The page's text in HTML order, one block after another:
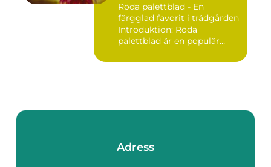
Röda palettblad - En
färgglad favorit i trädgården
Introduktion: Röda
palettblad är en populär
Adress